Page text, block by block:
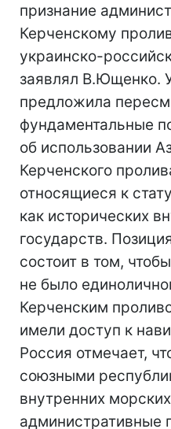
признание
Керченскому
украинско-
заявлял В.Ющенко.
предложила
фундаментальные
об использовании
Керченского
относящиеся к
как исторических
государств.
состоит в том,
не было
Керченским
имели доступ к
Россия отмечает,
союзными
внутренних
административные